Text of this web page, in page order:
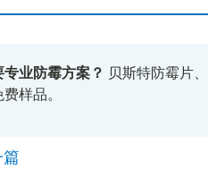
专业防霉方案？ 贝斯特防霉片
样品。